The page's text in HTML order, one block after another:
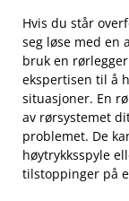
Hvis du står
seg løse med en
bruk en
ekspertisen til å
situasjoner. ‌En
av rørsystemet​
problemet. De
høytrykksspyle
tilstoppinger på